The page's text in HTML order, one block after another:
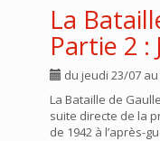
La
Partie 2 :
du jeudi 23/07
La Bataille de
suite directe de la
de 1942 à l’après-